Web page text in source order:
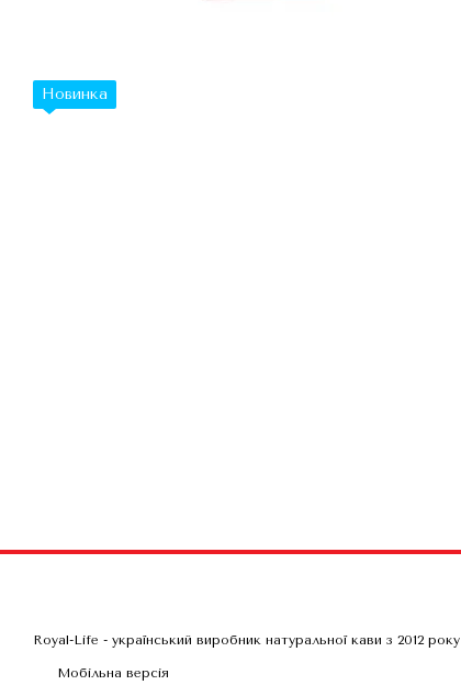
Новинка
Royal-Life - український виробник натуральної кави з 2012 року
Мобільна версія